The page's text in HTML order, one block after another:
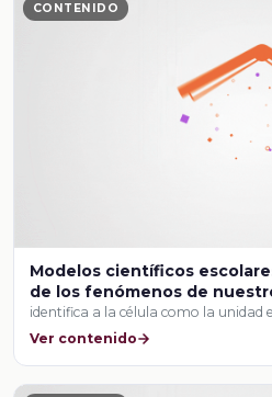
CONTENIDO
Modelos científicos
de los fenómenos de
identifica a la célula como la unidad
Ver contenido